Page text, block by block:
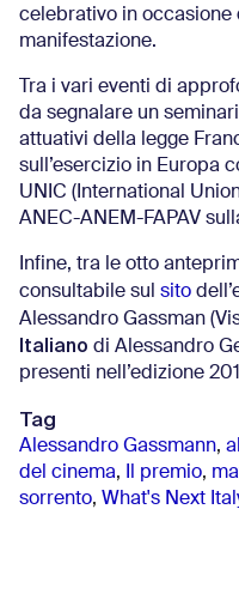
celebrativo in
manifestazione.
Tra i vari eventi di
da segnalare un
attuativi della legge
sull’esercizio in Europa
UNIC (International
ANEC-ANEM-FAPAV
Infine, tra le otto
consultabile sul sito
Alessandro Gassman
Italiano di Alessandro
presenti nell’edizione
Tag
Alessandro Gassmann,
del cinema, Il premio,
sorrento, What's Next